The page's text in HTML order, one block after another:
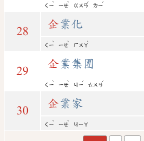
ㄑㄧ
ˋ
ㄧㄝ
ˋ
ㄍㄨㄢ
ˇ
ㄌㄧ
ˇ
28
企業化
ㄑㄧ
ˋ
ㄧㄝ
ˋ
ㄏㄨㄚ
ˋ
29
企業集團
ㄑㄧ
ˋ
ㄧㄝ
ˋ
ㄐㄧ
ˊ
ㄊㄨㄢ
ˊ
30
企業家
ㄑㄧ
ˋ
ㄧㄝ
ˋ
ㄐㄧㄚ